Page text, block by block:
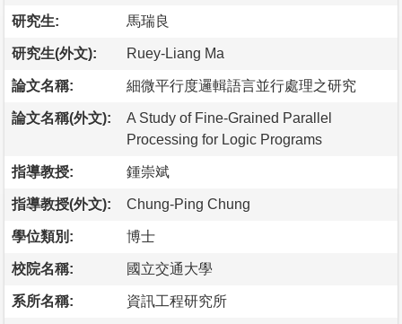
研究生: 馬瑞良
研究生(外文): Ruey-Liang Ma
論文名稱: 細微平行度邏輯語言並行處理之研究
論文名稱(外文):
A Study of Fine-Grained Parallel
Processing for Logic Programs
指導教授: 鍾崇斌
指導教授(外文): Chung-Ping Chung
學位類別: 博士
校院名稱: 國立交通大學
系所名稱: 資訊工程研究所